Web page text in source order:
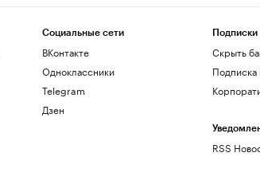
Социальные сети
ВКонтакте
Одноклассники
Telegram
Дзен
Подписки
Скрыть
Подписка
RSS